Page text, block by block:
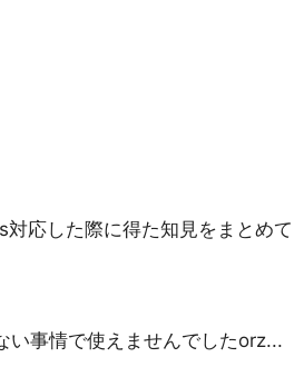
応した際に得た知見をまとめて
事情で使えませんでしたorz...